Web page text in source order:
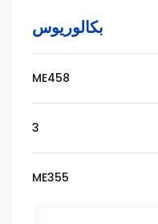
بكالوريوس
ME458
3
ME355